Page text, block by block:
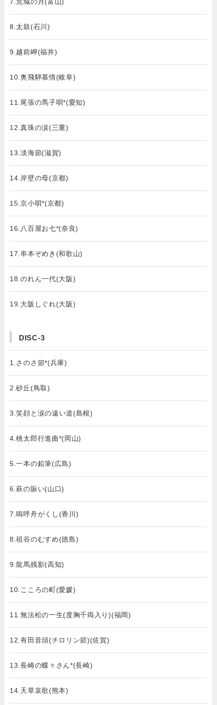
8.太鼓(石川)
9.越前岬(福井)
10.奥飛騨慕情(岐阜)
11.尾張の馬子唄*(愛知)
12.真珠の涙(三重)
13.淡海節(滋賀)
14.岸壁の母(京都)
15.京小唄*(京都)
16.八百屋お七*(奈良)
17.串本ぞめき(和歌山)
18.のれん一代(大阪)
19.大阪しぐれ(大阪)
DISC-3
1.さのさ節*(兵庫)
2.砂丘(鳥取)
3.笑顔と涙の遠い道(島根)
4.桃太郎行進曲*(岡山)
5.一本の鉛筆(広島)
6.萩の賑い(山口)
7.嗚呼舟がくし(香川)
8.祖谷のむすめ(徳島)
9.龍馬残影(高知)
10.こころの町(愛媛)
11.無法松の一生(度胸千両入り)(福岡)
12.有田音頭(チロリン節)(佐賀)
13.長崎の蝶々さん*(長崎)
14.天草哀歌(熊本)